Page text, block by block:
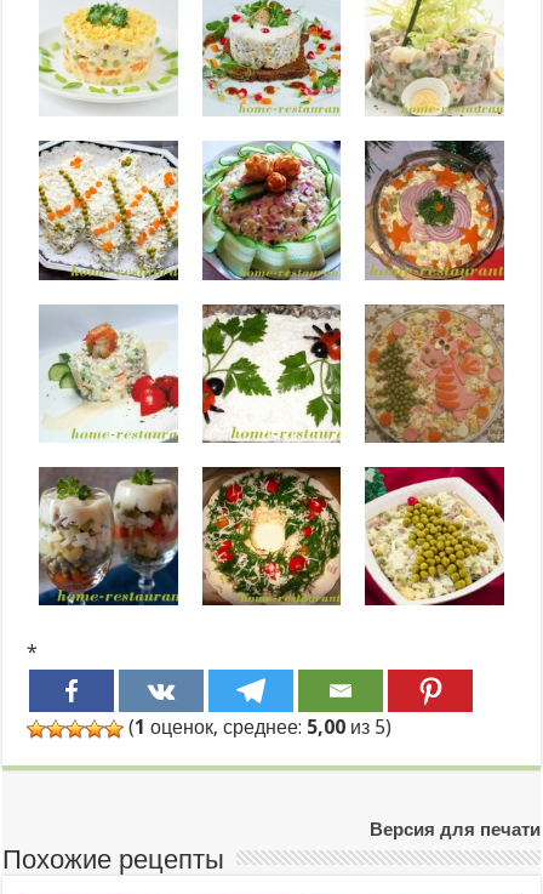
*
(1 оценок, среднее: 5,00 из 5)
Версия для печати
Похожие рецепты